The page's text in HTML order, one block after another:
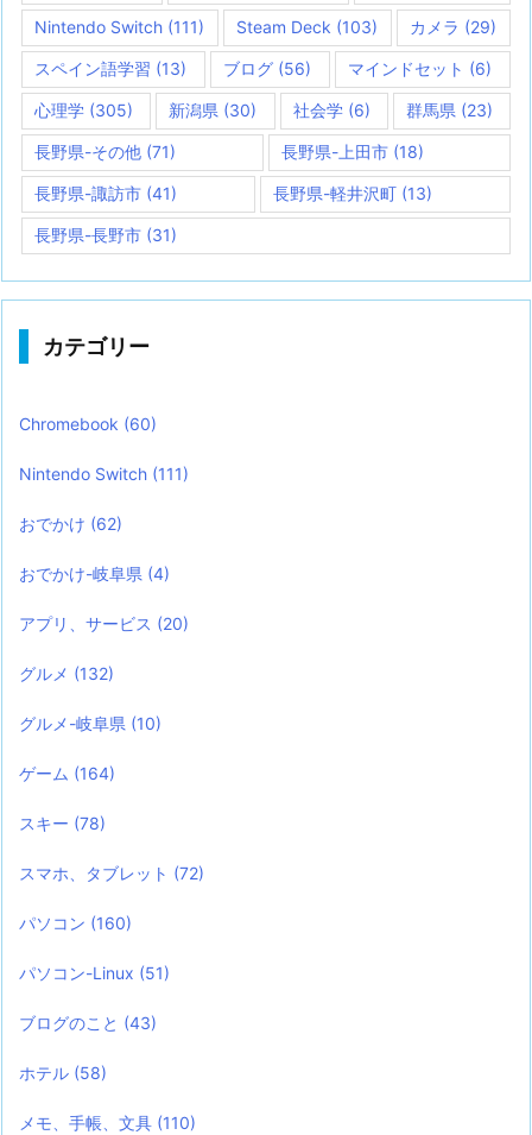
Nintendo Switch (111) Steam Deck (103) カメラ (29)
スペイン語学習 (13) ブログ (56) マインドセット (6)
心理学 (305) 新潟県 (30) 社会学(6) 群馬県 (23)
長野県-その他 (71) 長野県-上田市(18)
長野県-諏訪市 (41) 長野県-軽井沢町 (13)
長野県-長野市 (31)
カテゴリー
Chromebook (60)
Nintendo Switch (111)
おでかけ (62)
おでかけ-岐阜県 (4)
アプリ、サービス (20)
グルメ (132)
グルメ-岐阜県 (10)
ゲーム (164)
スキー (78)
スマホ、タブレット (72)
パソコン (160)
パソコン-Linux (51)
ブログのこと (43)
ホテル (58)
メモ、手帳、文具 (110)